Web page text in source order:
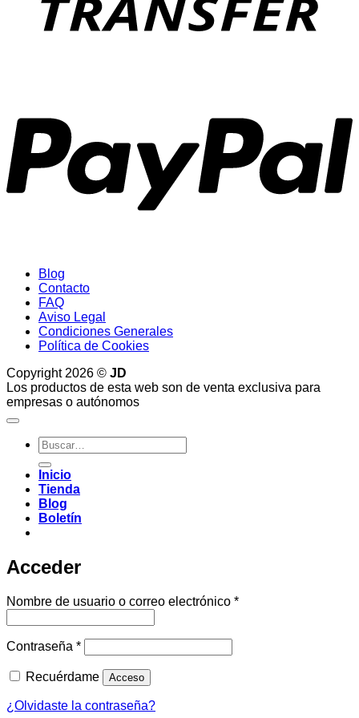
Blog
Contacto
FAQ
Aviso Legal
Condiciones Generales
Política de Cookies
Copyright 2026 © JD
Los productos de esta web son de venta exclusiva para
empresas o autónomos
Buscar
por:
Inicio
Tienda
Blog
Boletín
Acceder
Nombre de usuario o correo electrónico *Obligatorio
Contraseña *Obligatorio
Recuérdame Acceso
¿Olvidaste la contraseña?